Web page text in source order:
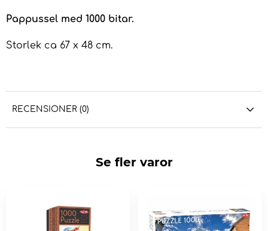
Pappussel med 1000 bitar.
Storlek ca 67 x 48 cm.
RECENSIONER (0)
Se fler varor